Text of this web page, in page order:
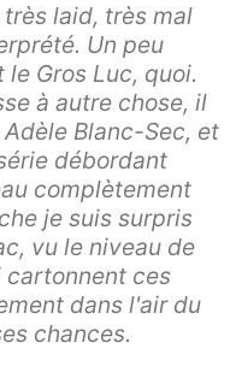
laid, très mal
Un peu
Gros Luc, quoi.
à autre chose, il
Blanc-Sec, et
débordant
complètement
je suis surpris
vu le niveau de
ces
dans l'air du
chances.